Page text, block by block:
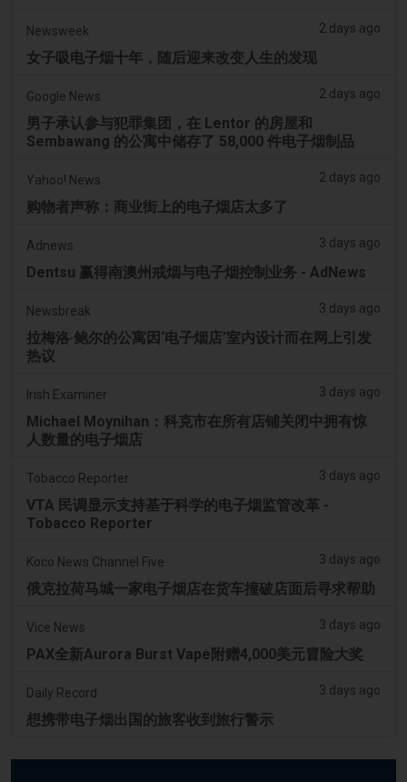
Newsweek 2 days ago
女子吸电子烟十年，随后迎来改变人生的发现
Google News 2 days ago
男子承认参与犯罪集团，在 Lentor 的房屋和
Sembawang 的公寓中储存了 58,000 件电子烟制品
Yahoo! News 2 days ago
购物者声称：商业街上的电子烟店太多了
Adnews 3 days ago
Dentsu 赢得南澳州戒烟与电子烟控制业务 - AdNews
Newsbreak 3 days ago
拉梅洛·鲍尔的公寓因‘电子烟店’室内设计而在网上引发
热议
Irish Examiner 3 days ago
Michael Moynihan：科克市在所有店铺关闭中拥有惊
人数量的电子烟店
Tobacco Reporter 3 days ago
VTA 民调显示支持基于科学的电子烟监管改革 -
Tobacco Reporter
Koco News Channel Five 3 days ago
俄克拉荷马城一家电子烟店在货车撞破店面后寻求帮助
Vice News 3 days ago
PAX全新Aurora Burst Vape附赠4,000美元冒险大奖
Daily Record 3 days ago
想携带电子烟出国的旅客收到旅行警示